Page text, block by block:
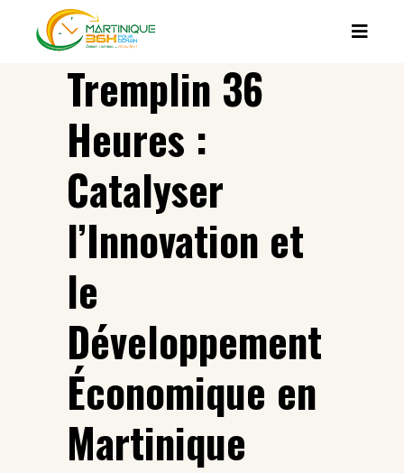
Tremplin 36
Heures :
Catalyser
l’Innovation et
le
Développement
Économique en
Martinique